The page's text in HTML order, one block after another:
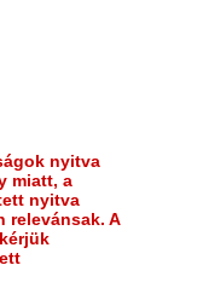
nyitva
miatt, a
nyitva
relevánsak. A